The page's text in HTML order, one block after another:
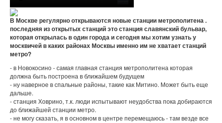
В Москве регулярно открываются новые станции метрополитена .
последняя из открытых станций это станция славянский бульвар,
которая открылась в один города и сегодня мы хотим узнать у
москвичей в каких районах Москвы именно им не хватает станций
метро?
- в Новокосино - самая главная станция метрополитена которая
должна быть построена в ближайшем будущем
- ну наверное в спальные районы, такие как Митино. Может быть еще
дальше.
- станция Ховрино, т.к. люди испытывают неудобства пока добираются
до ближайшей станции метро.
- не могу сказать, я в основном в центре перемещаюсь - там везде все